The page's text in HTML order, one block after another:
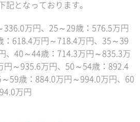
記となっております。
336.0万円、25～29歳：576.5万円
：618.4万円～718.4万円、35～39
、40～44歳：714.3万円～835.3万
円～935.6万円、50～54歳：892.4
59歳：884.0万円～994.0万円、60
万円